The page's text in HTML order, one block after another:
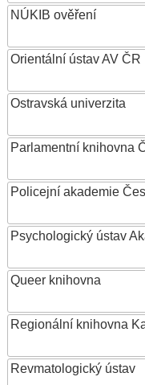
NÚKIB ověření
Orientální ústav AV ČR
Ostravská univerzita
Parlamentní knihovna
Policejní akademie
Psychologický ústav
Queer knihovna
Regionální knihovna
Revmatologický ústav